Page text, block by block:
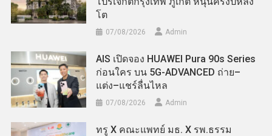
โต
07/08/2026 Admin
AIS เปิดจอง HUAWEI Pura 90s Series
ก่อนใคร บน 5G-ADVANCED ถ่าย–
แต่ง–แชร์ลื่นไหล
07/08/2026 Admin
ทรู X คณะแพทย์ มธ. X รพ.ธรรม